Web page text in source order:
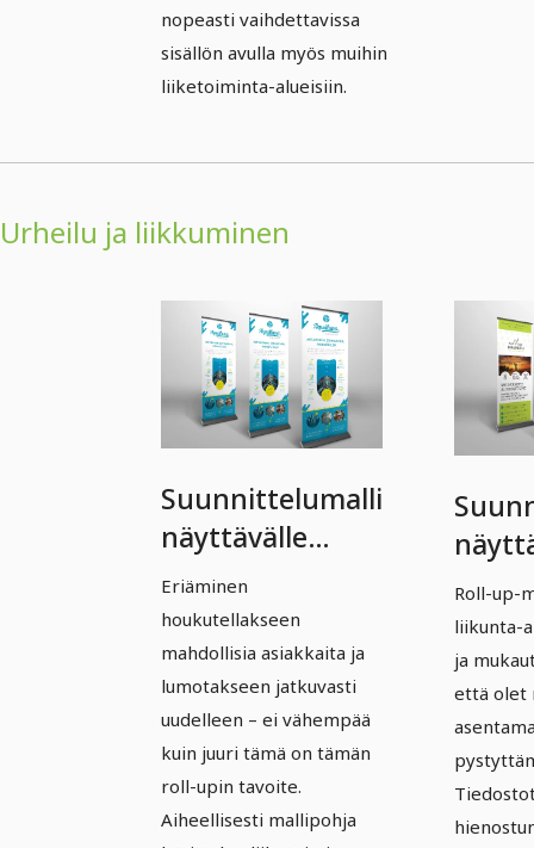
nopeasti vaihdettavissa
sisällön avulla myös muihin
liiketoiminta-alueisiin.
Urheilu ja liikkuminen
Suunnittelumalli
näyttävälle
rullajulisteelle
(Vol. 2) - Versio 4
Eriäminen
houkutellakseen
mahdollisia asiakkaita ja
lumotakseen jatkuvasti
uudelleen – ei vähempää
kuin juuri tämä on tämän
roll-upin tavoite.
Aiheellisesti mallipohja
upille
Roll-up-
liikunta-
ja
että olet